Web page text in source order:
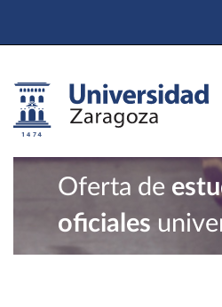
Oferta de
oficiales